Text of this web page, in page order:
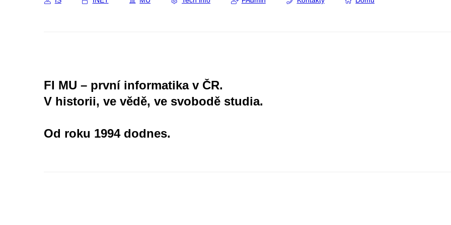
FI MU – první informatika v ČR.
V historii, ve vědě, ve svobodě studia.
Od roku 1994 dodnes.